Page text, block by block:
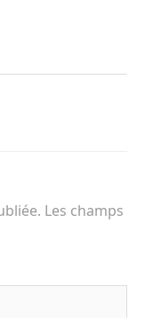
Les champs